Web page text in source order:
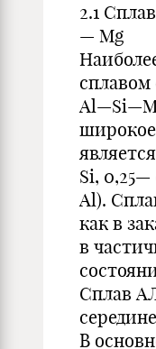
2.1
— Mg
Si, 0,25—
Al).
как в
в
Сплав
В